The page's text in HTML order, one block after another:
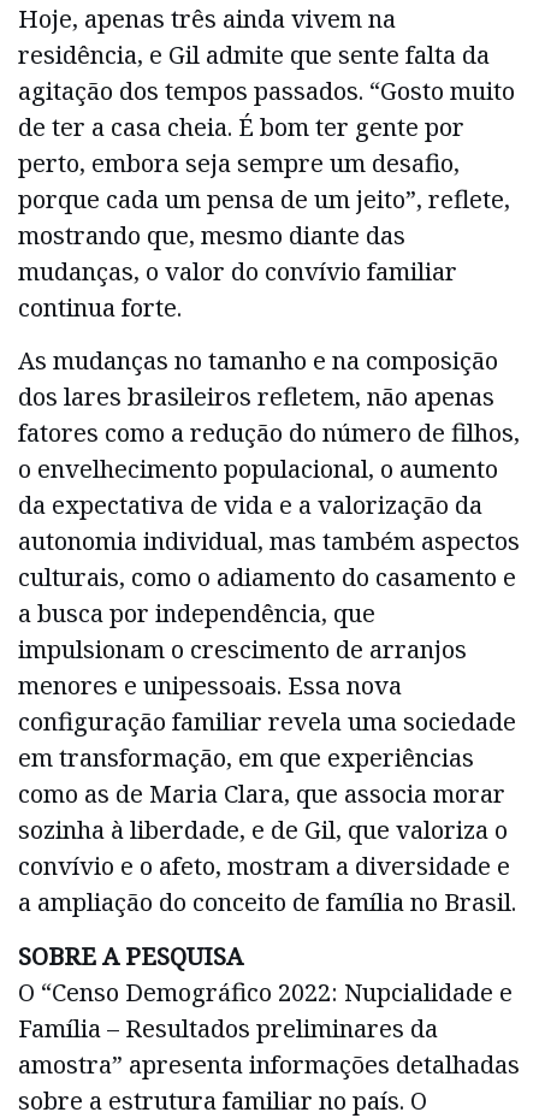
Hoje, apenas três ainda vivem na
residência, e Gil admite que sente falta da
agitação dos tempos passados. “Gosto muito
de ter a casa cheia. É bom ter gente por
perto, embora seja sempre um desafio,
porque cada um pensa de um jeito”, reflete,
mostrando que, mesmo diante das
mudanças, o valor do convívio familiar
continua forte.
As mudanças no tamanho e na composição
dos lares brasileiros refletem, não apenas
fatores como a redução do número de filhos,
o envelhecimento populacional, o aumento
da expectativa de vida e a valorização da
autonomia individual, mas também aspectos
culturais, como o adiamento do casamento e
a busca por independência, que
impulsionam o crescimento de arranjos
menores e unipessoais. Essa nova
configuração familiar revela uma sociedade
em transformação, em que experiências
como as de Maria Clara, que associa morar
sozinha à liberdade, e de Gil, que valoriza o
convívio e o afeto, mostram a diversidade e
a ampliação do conceito de família no Brasil.
SOBRE A PESQUISA
O “Censo Demográfico 2022: Nupcialidade e
Família – Resultados preliminares da
amostra” apresenta informações detalhadas
sobre a estrutura familiar no país. O